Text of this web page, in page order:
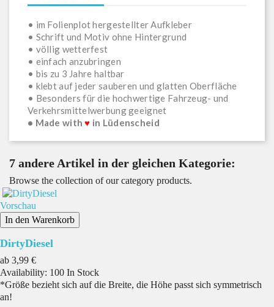
• im Folienplot hergestellter Aufkleber
• Schrift und Motiv ohne Hintergrund
• völlig wetterfest
• einfach anzubringen
• bis zu 3 Jahre haltbar
• klebt auf jeder sauberen und glatten Oberfläche
• Besonders für die hochwertige Fahrzeug- und
Verkehrsmittelwerbung geeignet
• Made with♥ in Lüdenscheid
7 andere Artikel in der gleichen Kategorie:
Browse the collection of our category products.
Vorschau
In den Warenkorb
DirtyDiesel
ab Preis
3,99 €
Availability: 100 In Stock
*Größe bezieht sich auf die Breite, die Höhe passt sich symmetrisch
an!